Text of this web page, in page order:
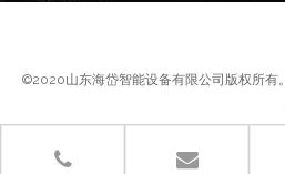
©2020山东海岱智能设备有限公司版权所有。